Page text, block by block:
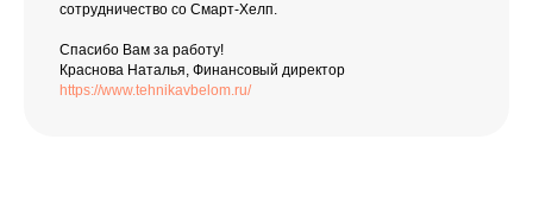
сотрудничество со Смарт-Хелп.
Спасибо Вам за работу!
Краснова Наталья, Финансовый директор
https://www.tehnikavbelom.ru/